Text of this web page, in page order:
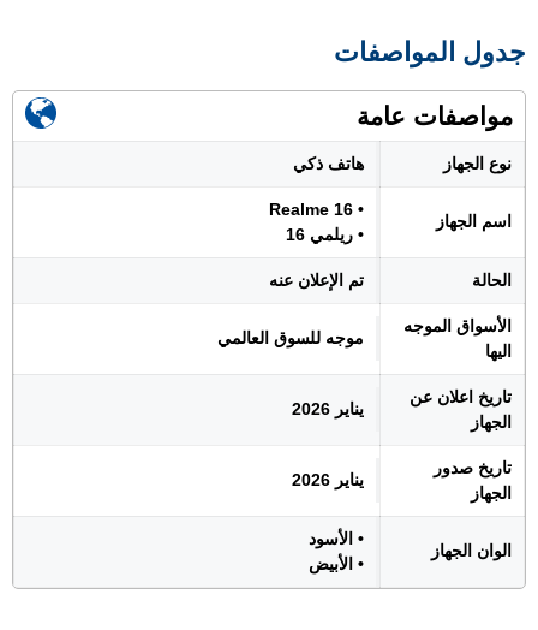
جدول المواصفات
مواصفات عامة
نوع الجهاز هاتف ذكي
اسم الجهاز
• Realme 16
• ريلمي 16
الحالة تم الإعلان عنه
الأسواق الموجه
اليها
موجه للسوق العالمي
تاريخ اعلان عن
الجهاز
يناير 2026
تاريخ صدور
الجهاز
يناير 2026
الوان الجهاز
• الأسود
• الأبيض